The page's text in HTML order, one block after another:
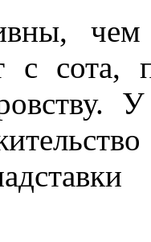
с сота,